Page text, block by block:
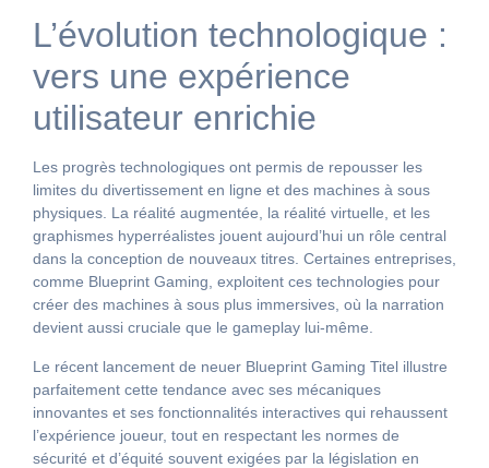
L’évolution technologique :
vers une expérience
utilisateur enrichie
Les progrès technologiques ont permis de repousser les
limites du divertissement en ligne et des machines à sous
physiques. La réalité augmentée, la réalité virtuelle, et les
graphismes hyperréalistes jouent aujourd’hui un rôle central
dans la conception de nouveaux titres. Certaines entreprises,
comme Blueprint Gaming, exploitent ces technologies pour
créer des machines à sous plus immersives, où la narration
devient aussi cruciale que le gameplay lui-même.
Le récent lancement de neuer Blueprint Gaming Titel illustre
parfaitement cette tendance avec ses mécaniques
innovantes et ses fonctionnalités interactives qui rehaussent
l’expérience joueur, tout en respectant les normes de
sécurité et d’équité souvent exigées par la législation en